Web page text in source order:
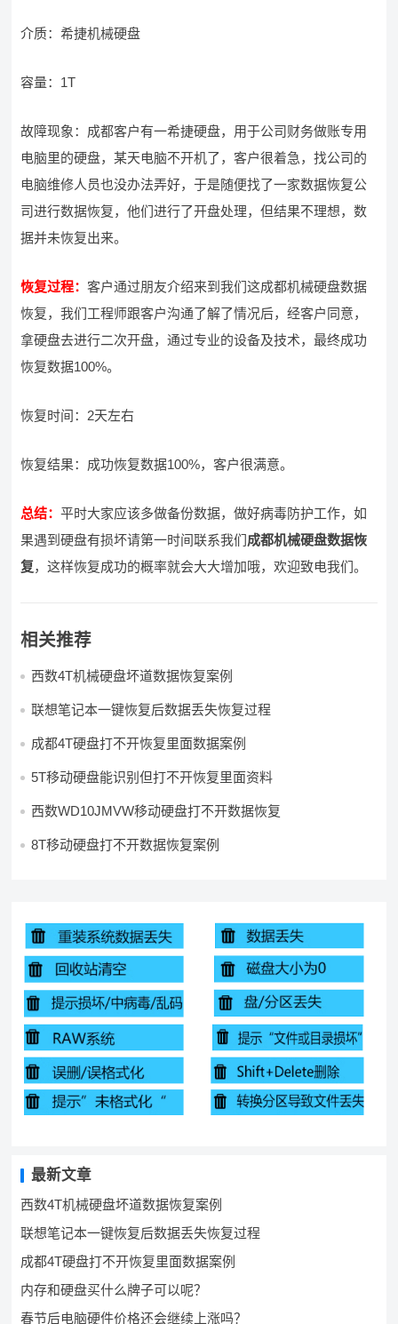
介质：希捷机械硬盘
容量：1T
故障现象：成都客户有一希捷硬盘，用于公司财务做账专用
电脑里的硬盘，某天电脑不开机了，客户很着急，找公司的
电脑维修人员也没办法弄好，于是随便找了一家数据恢复公
司进行数据恢复，他们进行了开盘处理，但结果不理想，数
据并未恢复出来。
恢复过程：客户通过朋友介绍来到我们这成都机械硬盘数据
恢复，我们工程师跟客户沟通了解了情况后，经客户同意，
拿硬盘去进行二次开盘，通过专业的设备及技术，最终成功
恢复数据100%。
恢复时间：2天左右
恢复结果：成功恢复数据100%，客户很满意。
总结：平时大家应该多做备份数据，做好病毒防护工作，如
果遇到硬盘有损坏请第一时间联系我们成都机械硬盘数据恢
复，这样恢复成功的概率就会大大增加哦，欢迎致电我们。
相关推荐
西数4T机械硬盘坏道数据恢复案例
联想笔记本一键恢复后数据丢失恢复过程
成都4T硬盘打不开恢复里面数据案例
5T移动硬盘能识别但打不开恢复里面资料
西数WD10JMVW移动硬盘打不开数据恢复
8T移动硬盘打不开数据恢复案例
最新文章
西数4T机械硬盘坏道数据恢复案例
联想笔记本一键恢复后数据丢失恢复过程
成都4T硬盘打不开恢复里面数据案例
内存和硬盘买什么牌子可以呢？
春节后电脑硬件价格还会继续上涨吗？